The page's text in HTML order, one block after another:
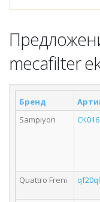
mecafilter
Бренд
Sampiyon
Quattro Freni